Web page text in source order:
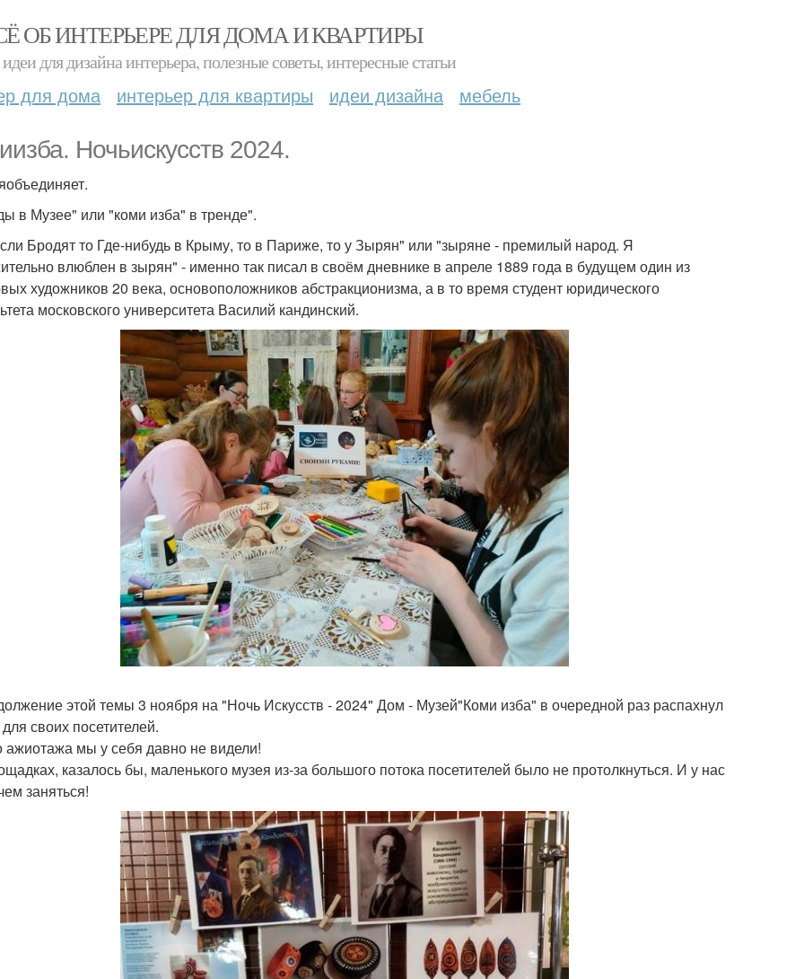
ОБ ИНТЕРЬЕРЕ ДЛЯ ДОМА И КВАРТИРЫ
для дизайна интерьера, полезные советы, интересные статьи
для дома интерьер для квартиры идеи дизайна мебель
Ночьискусств 2024.
в Музее" или "коми изба" в тренде".
Бродят то Где-нибудь в Крыму, то в Париже, то у Зырян" или "зыряне - премилый народ. Я
влюблен в зырян" - именно так писал в своём дневнике в апреле 1889 года в будущем один из
художников 20 века, основоположников абстракционизма, а в то время студент юридического
московского университета Василий кандинский.
этой темы 3 ноября на "Ночь Искусств - 2024" Дом - Музей"Коми изба" в очередной раз распахнул
своих посетителей.
ажиотажа мы у себя давно не видели!
казалось бы, маленького музея из-за большого потока посетителей было не протолкнуться. И у нас
заняться!